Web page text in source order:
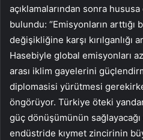
açıklamalarından sonra
bulundu: “Emisyonların
değişikliğine karşı kırılganlığı
Hasebiyle global emisyonları
arası iklim gayelerini
diplomasisi yürütmesi
öngörüyor. Türkiye öteki
güç dönüşümünün
endüstride kıymet zincirinin